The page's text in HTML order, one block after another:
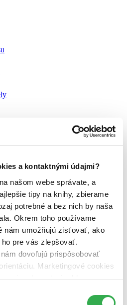
a kontaktnými údajmi?
našom webe správate, a
tipy na knihy, zbierame
potrebné a bez nich by naša
Okrem toho používame
nám umožňujú zisťovať, ako
pre vás zlepšovať.
dovoľujú prispôsobovať
Marketingové cookies
relevantnej reklamy.
používať všetky tieto
recenzia